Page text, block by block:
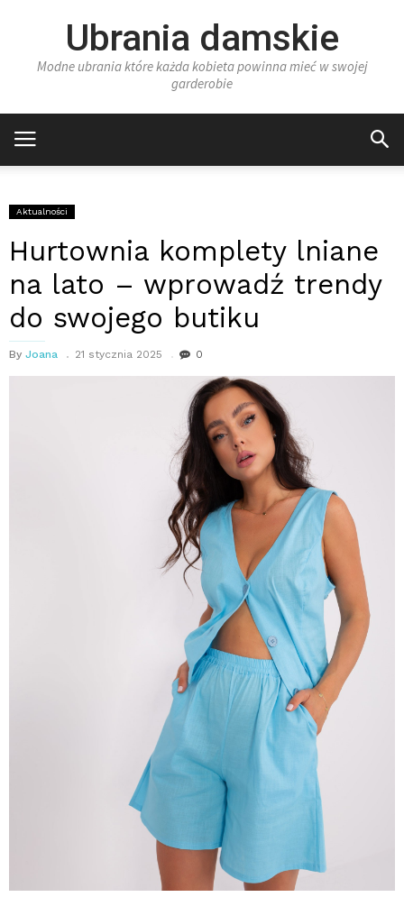
Ubrania damskie
Modne ubrania które każda kobieta powinna mieć w swojej
garderobie
Aktualności
Hurtownia komplety lniane
na lato – wprowadź trendy
do swojego butiku
By Joana 21 stycznia 2025 0